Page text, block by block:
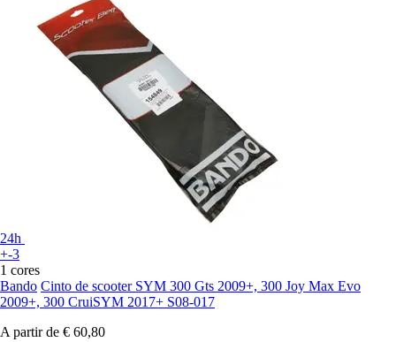
24h
+-3
1 cores
Bando Cinto de scooter SYM 300 Gts 2009+, 300 Joy Max Evo
2009+, 300 CruiSYM 2017+ S08-017
A partir de € 60,80